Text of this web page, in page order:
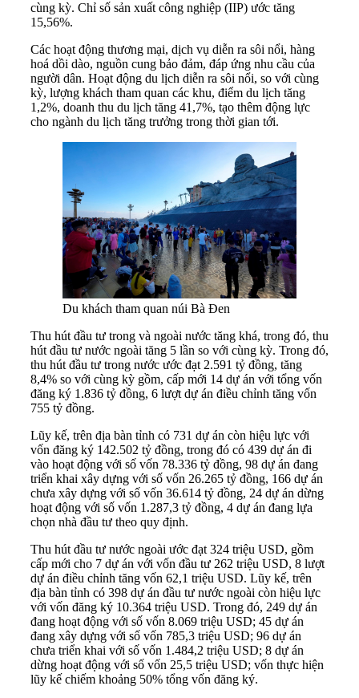
cùng kỳ. Chỉ số sản xuất công nghiệp (IIP) ước tăng
15,56%.
Các hoạt động thương mại, dịch vụ diễn ra sôi nổi, hàng
hoá dồi dào, nguồn cung bảo đảm, đáp ứng nhu cầu của
người dân. Hoạt động du lịch diễn ra sôi nổi, so với cùng
kỳ, lượng khách tham quan các khu, điểm du lịch tăng
1,2%, doanh thu du lịch tăng 41,7%, tạo thêm động lực
cho ngành du lịch tăng trưởng trong thời gian tới.
Du khách tham quan núi Bà Đen
Thu hút đầu tư trong và ngoài nước tăng khá, trong đó, thu
hút đầu tư nước ngoài tăng 5 lần so với cùng kỳ. Trong đó,
thu hút đầu tư trong nước ước đạt 2.591 tỷ đồng, tăng
8,4% so với cùng kỳ gồm, cấp mới 14 dự án với tổng vốn
đăng ký 1.836 tỷ đồng, 6 lượt dự án điều chỉnh tăng vốn
755 tỷ đồng.
Lũy kế, trên địa bàn tỉnh có 731 dự án còn hiệu lực với
vốn đăng ký 142.502 tỷ đồng, trong đó có 439 dự án đi
vào hoạt động với số vốn 78.336 tỷ đồng, 98 dự án đang
triển khai xây dựng với số vốn 26.265 tỷ đồng, 166 dự án
chưa xây dựng với số vốn 36.614 tỷ đồng, 24 dự án dừng
hoạt động với số vốn 1.287,3 tỷ đồng, 4 dự án đang lựa
chọn nhà đầu tư theo quy định.
Thu hút đầu tư nước ngoài ước đạt 324 triệu USD, gồm
cấp mới cho 7 dự án với vốn đầu tư 262 triệu USD, 8 lượt
dự án điều chỉnh tăng vốn 62,1 triệu USD. Lũy kế, trên
địa bàn tỉnh có 398 dự án đầu tư nước ngoài còn hiệu lực
với vốn đăng ký 10.364 triệu USD. Trong đó, 249 dự án
đang hoạt động với số vốn 8.069 triệu USD; 45 dự án
đang xây dựng với số vốn 785,3 triệu USD; 96 dự án
chưa triển khai với số vốn 1.484,2 triệu USD; 8 dự án
dừng hoạt động với số vốn 25,5 triệu USD; vốn thực hiện
lũy kế chiếm khoảng 50% tổng vốn đăng ký.